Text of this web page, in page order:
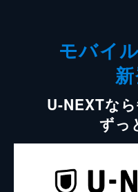
モバイ
U-NEXTな
ずっ